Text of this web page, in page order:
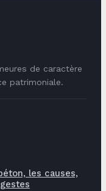
de caractère
patrimoniale.
les causes,